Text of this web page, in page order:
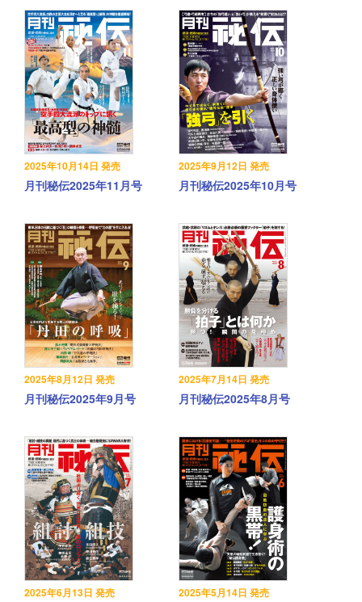
2025年10月14日 発売
月刊秘伝2025年11月号
2025年9月12日 発売
月刊秘伝2025年10月号
2025年8月12日 発売
月刊秘伝2025年9月号
2025年7月14日 発売
月刊秘伝2025年8月号
2025年6月13日 発売 2025年5月14日 発売